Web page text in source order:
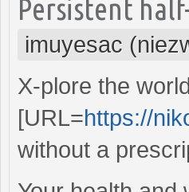
Persistent
imuyesac
X-plore the
[URL=https://
without a